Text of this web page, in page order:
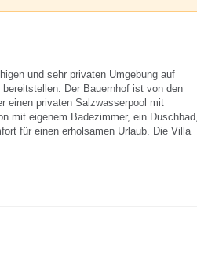
und sehr privaten Umgebung auf
Der Bauernhof ist von den
einen privaten Salzwasserpool mit
mit eigenem Badezimmer, ein
für einen erholsamen Urlaub. Die Villa